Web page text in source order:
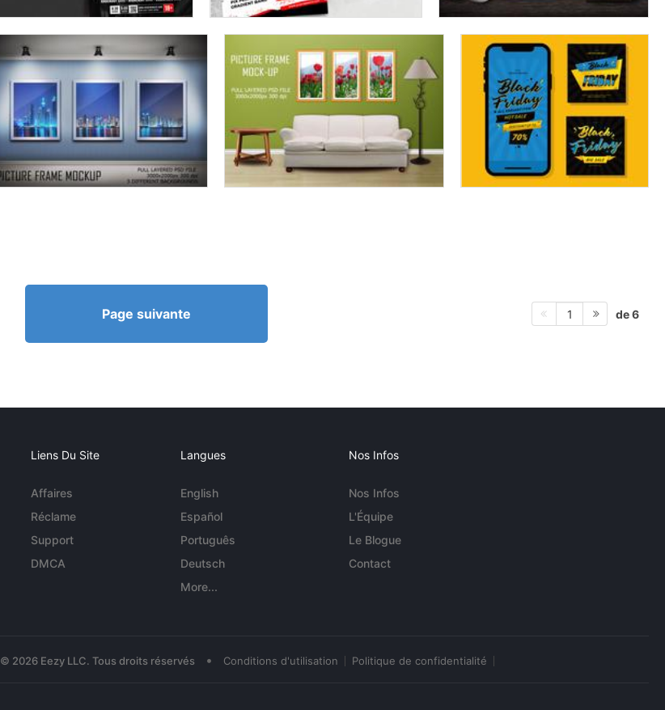
Page suivante 1 de 6
Liens Du Site
Affaires
Réclame
Support
DMCA
Langues
English
Español
Português
Deutsch
More...
Nos Infos
Nos Infos
L'Équipe
Le Blogue
Contact
© 2026 Eezy LLC. Tous droits réservés • Conditions d'utilisation Politique de confidentialité